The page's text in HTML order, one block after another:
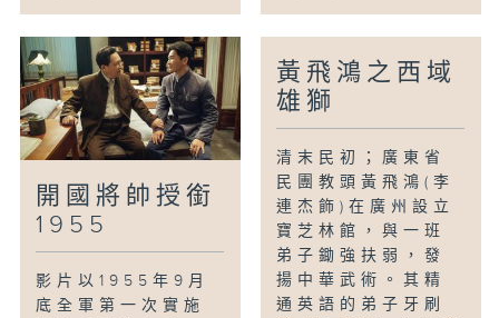
開國將帥授銜
1955
影片以1955年9月
底全軍第一次實施
黃飛鴻之西域
雄獅
清末民初；廣東省
民團教頭黃飛鴻(李
連杰飾)在廣州設立
寶芝林館，與一班
弟子鋤強扶弱，發
揚中華武術。其精
通英語的弟子牙刷